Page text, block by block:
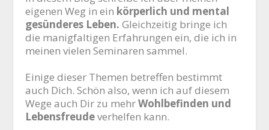
eigenen Weg in ein körperlich und mental
gesünderes Leben. Gleichzeitig bringe ich
die manigfaltigen Erfahrungen ein, die ich in
meinen vielen Seminaren sammel.
Einige dieser Themen betreffen bestimmt
auch Dich. Schön also, wenn ich auf diesem
Wege auch Dir zu mehrWohlbefinden und
Lebensfreudeverhelfen kann.